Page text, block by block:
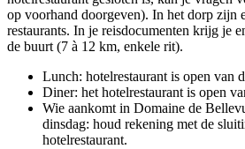
op voorhand doorgeven). In het dorp zijn
restaurants. In je reisdocumenten krijg je
de buurt (7 à 12 km, enkele rit).
Lunch: hotelrestaurant is open van
Diner: het hotelrestaurant is open
Wie aankomt in Domaine de
dinsdag: houd rekening met de
hotelrestaurant.